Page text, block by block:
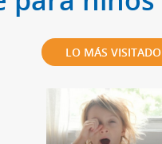
LO MÁS VISITADO